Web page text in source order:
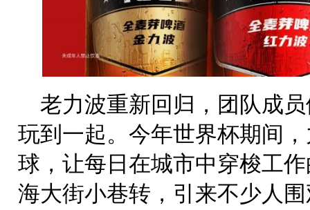
老力波重新回归，团队成
玩到一起。今年世界杯期间
球，让每日在城市中穿梭工
海大街小巷转，引来不少人